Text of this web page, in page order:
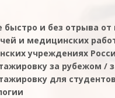
и без отрыва от
и медицинских
учреждениях
за рубежом /
для